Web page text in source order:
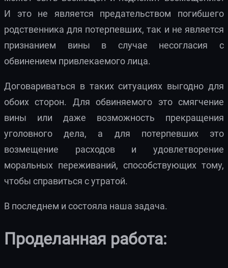
И это не является предательством погибшего
родственника для потерпевших, так и не является
признанием вины в случае несогласия с
обвинением привлекаемого лица.
Договариваться в таких ситуациях выгодно для
обоих сторон. Для обвиняемого это смягчение
вины или даже возможность прекращения
уголовного дела, а для потерпевших это
возмещение расходов и удовлетворение
моральных переживаний, способствующих тому,
чтобы справиться с утратой.
В последнем и состояла наша задача.
Проделанная работа: